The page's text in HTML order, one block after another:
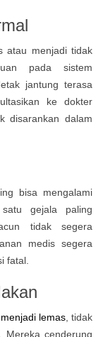
atau menjadi tidak
pada sistem
jantung terasa
ke dokter
disarankan dalam
bisa mengalami
gejala paling
tidak segera
medis segera
fatal.
menjadi lemas, tidak
Mereka cenderung